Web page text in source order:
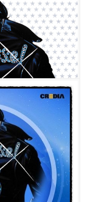
원김경수 이현동유하나 최
이태은김형기 하늘 최윤형
김상미 박주용 임유
승현정인지 박시원
이은영
고효진오지혜 이대희
김형